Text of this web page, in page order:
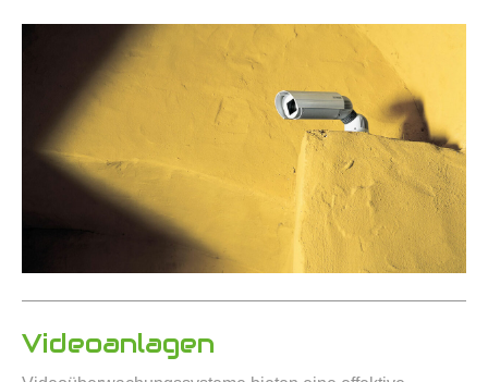
Videoanlagen